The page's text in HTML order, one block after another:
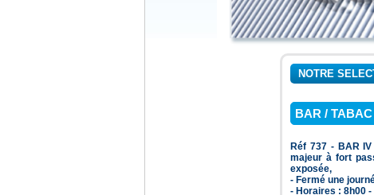
NOTRE
BAR /
Réf 737 - BAR
majeur à fort
exposée,
- Fermé une
- Horaires : 8h00 -